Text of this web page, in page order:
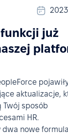
funkcji już
aktualizacje,
Twój sposób
HR.
nowe